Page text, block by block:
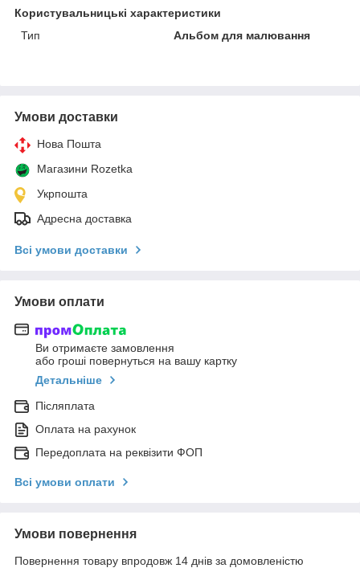
Користувальницькі характеристики
Тип
Альбом для малювання
Умови доставки
Нова Пошта
Магазини Rozetka
Укрпошта
Адресна доставка
Всі умови доставки
Умови оплати
Ви отримаєте замовлення
або гроші повернуться на вашу картку
Детальніше
Післяплата
Оплата на рахунок
Передоплата на реквізити ФОП
Всі умови оплати
Умови повернення
Повернення товару впродовж 14 днів за домовленістю